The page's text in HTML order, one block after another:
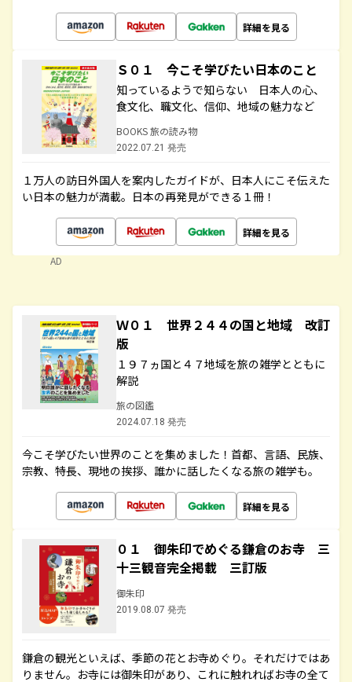
詳細を見る
Ｓ０１ 今こそ学びたい日本のこと
知っているようで知らない 日本人の心、
食文化、職文化、信仰、地域の魅力など
BOOKS 旅の読み物
2022.07.21 発売
１万人の訪日外国人を案内したガイドが、日本人にこそ伝えた
い日本の魅力が満載。日本の再発見ができる１冊！
詳細を見る
AD
Ｗ０１ 世界２４４の国と地域 改訂
版
１９７ヵ国と４７地域を旅の雑学とともに
解説
旅の図鑑
2024.07.18 発売
今こそ学びたい世界のことを集めました！首都、言語、民族、
宗教、特長、現地の挨拶、誰かに話したくなる旅の雑学も。
詳細を見る
０１ 御朱印でめぐる鎌倉のお寺 三
十三観音完全掲載 三訂版
御朱印
2019.08.07 発売
鎌倉の観光といえば、季節の花とお寺めぐり。それだけではあ
りません。お寺には御朱印があり、これに触れればお寺の全て